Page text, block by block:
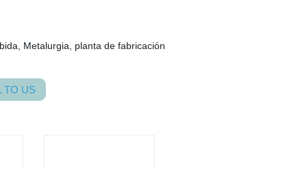
Metalurgia, planta de fabricación
TO US